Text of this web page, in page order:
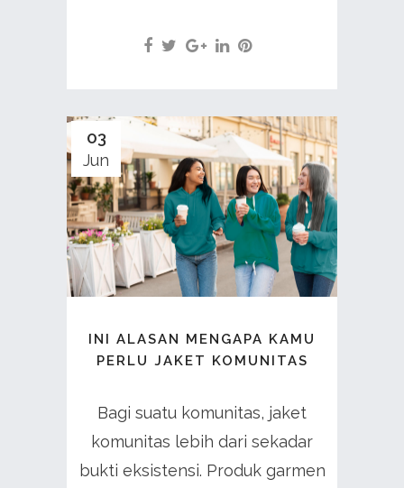
03
Jun
INI ALASAN MENGAPA KAMU
PERLU JAKET KOMUNITAS
Bagi suatu komunitas, jaket
komunitas lebih dari sekadar
bukti eksistensi. Produk garmen